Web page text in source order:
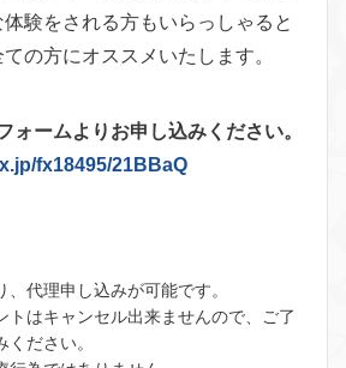
験をされる方もいらっしゃると
の方にオススメいたします。
ォームよりお申し込みください。
fx18495/21BBaQ
、代理申し込みが可能です。
トはキャンセル出来ませんので、ご了
ださい。